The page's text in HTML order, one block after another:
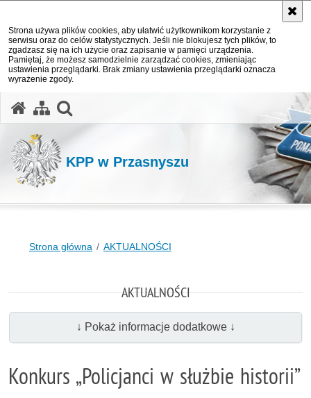
Strona używa plików cookies, aby ułatwić użytkownikom korzystanie z
serwisu oraz do celów statystycznych. Jeśli nie blokujesz tych plików, to
zgadzasz się na ich użycie oraz zapisanie w pamięci urządzenia.
Pamiętaj, że możesz samodzielnie zarządzać cookies, zmieniając
ustawienia przeglądarki. Brak zmiany ustawienia przeglądarki oznacza
wyrażenie zgody.
KPP w Przasnyszu
Strona główna AKTUALNOŚCI
AKTUALNOŚCI
↓ Pokaż informacje dodatkowe ↓
Konkurs „Policjanci w służbie historii”